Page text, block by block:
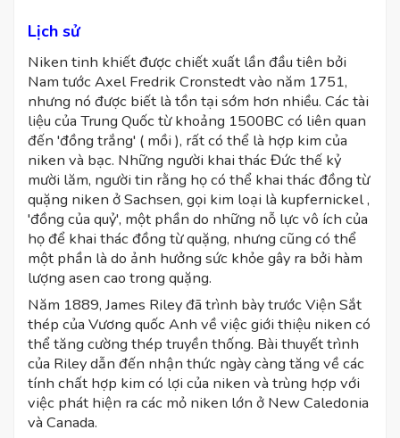
Lịch sử
Niken tinh khiết được chiết xuất lần đầu tiên bởi
Nam tước Axel Fredrik Cronstedt vào năm 1751,
nhưng nó được biết là tồn tại sớm hơn nhiều. Các tài
liệu của Trung Quốc từ khoảng 1500BC có liên quan
đến 'đồng trắng' ( mồi ), rất có thể là hợp kim của
niken và bạc. Những người khai thác Đức thế kỷ
mười lăm, người tin rằng họ có thể khai thác đồng từ
quặng niken ở Sachsen, gọi kim loại là kupfernickel ,
'đồng của quỷ', một phần do những nỗ lực vô ích của
họ để khai thác đồng từ quặng, nhưng cũng có thể
một phần là do ảnh hưởng sức khỏe gây ra bởi hàm
lượng asen cao trong quặng.
Năm 1889, James Riley đã trình bày trước Viện Sắt
thép của Vương quốc Anh về việc giới thiệu niken có
thể tăng cường thép truyền thống. Bài thuyết trình
của Riley dẫn đến nhận thức ngày càng tăng về các
tính chất hợp kim có lợi của niken và trùng hợp với
việc phát hiện ra các mỏ niken lớn ở New Caledonia
và Canada.